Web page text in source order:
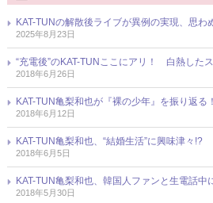
KAT-TUNの解散後ライブが異例の実現、思わ
2025年8月23日
“充電後”のKAT-TUNここにアリ！ 白熱した
2018年6月26日
KAT-TUN亀梨和也が『裸の少年』を振り返
2018年6月12日
KAT-TUN亀梨和也、“結婚生活”に興味津々
2018年6月5日
KAT-TUN亀梨和也、韓国人ファンと生電話
2018年5月30日